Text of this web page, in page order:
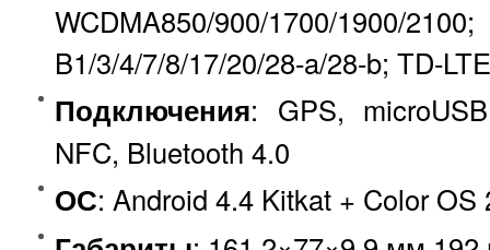
WCDMA850/900/1700/
B1/3/4/7/8/17/20/28-a/28-b; TD-
Подключения: GPS,
NFC, Bluetooth 4.0
ОС: Android 4.4 Kitkat + Color OS